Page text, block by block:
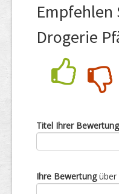
Empfehlen
Drogerie
Titel Ihrer Bewertung
Ihre Bewertungüber